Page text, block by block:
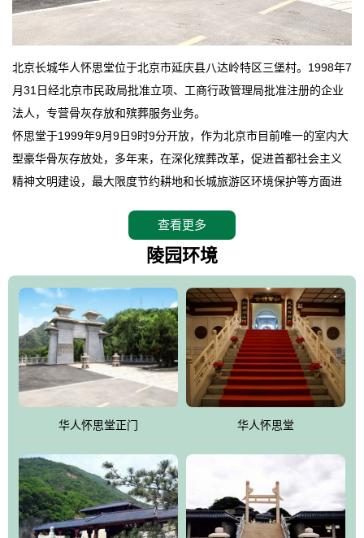
北京长城华人怀思堂位于北京市延庆县八达岭特区三堡村。1998年7
月31日经北京市民政局批准立项、工商行政管理局批准注册的企业
法人，专营骨灰存放和殡葬服务业务。
怀思堂于1999年9月9日9时9分开放，作为北京市目前唯一的室内大
型豪华骨灰存放处，多年来，在深化殡葬改革，促进首都社会主义
精神文明建设，最大限度节约耕地和长城旅游区环境保护等方面进
怀思堂辖区面积15万平方米，整体建筑面积5．8万平方米。主体建
筑有：怀思堂豪华墓室、礼祭大厅、随缘阁、百家姓觅宗长廊等。
仲、无字碑、香灯等。典型的仿秦、汉建筑风格。蓝色的琉璃瓦屋
顶，朱砂红的门、窗、柱、墙，汉白玉雕刻的雄狮、华表，花岗岩
铺成的路面和台阶，洒落其间的花卉、松柏与万里长城浑然一体、
气势宏伟、古朴端庄、别具一格。怀思堂大殿入口两侧是用蜡染技
术描绘的抽象派创意绘画，大环境中的长城文化与炎黄始祖，小环
境的绘画中的河流、山川、彩云、明月，意喻着往生者与长城同
伴，与祖宗同眠，他（她）们的思想与品德与山河同在，与日月同
辉。
怀思堂作为豪华室内骨灰存放处，将干支纪年、五行相生相克、天
人合一、太极八卦、生辰八字及生肖等有机结合到历史文化中。一
厅七千个福位分十二小区，按十二地支命名。客户选位，可依据生
查看更多
陵园环境
华人怀思堂正门 华人怀思堂